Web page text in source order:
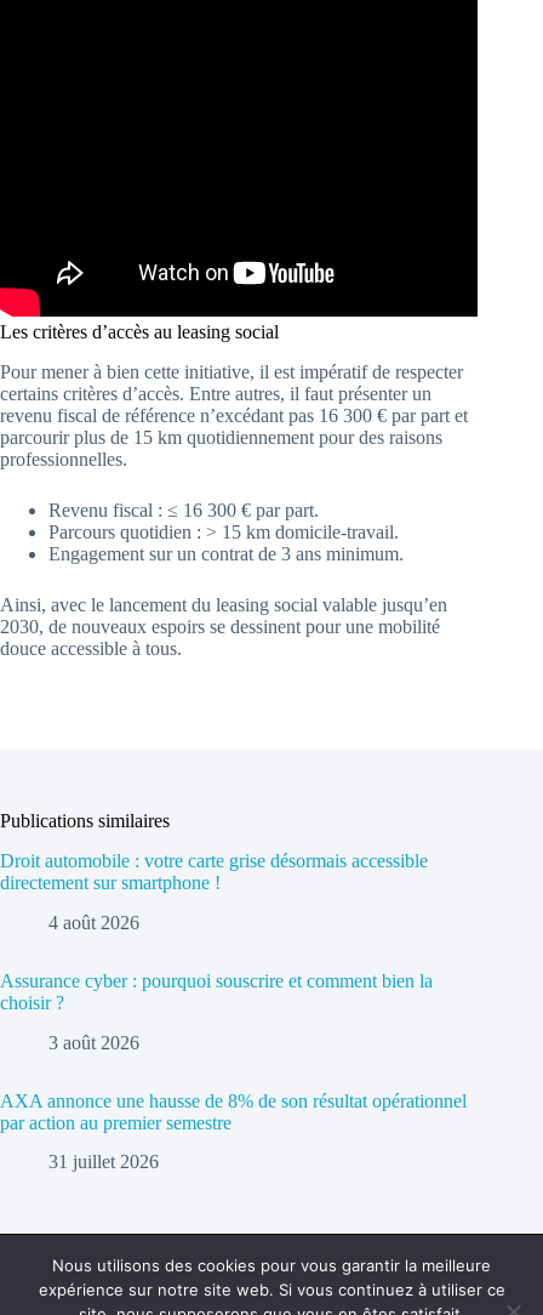
Les critères d’accès au leasing social
Pour mener à bien cette initiative, il est impératif de respecter
certains critères d’accès. Entre autres, il faut présenter un
revenu fiscal de référence n’excédant pas 16 300 € par part et
parcourir plus de 15 km quotidiennement pour des raisons
professionnelles.
Revenu fiscal : ≤ 16 300 € par part.
Parcours quotidien : > 15 km domicile-travail.
Engagement sur un contrat de 3 ans minimum.
Ainsi, avec le lancement du leasing social valable jusqu’en
2030, de nouveaux espoirs se dessinent pour une mobilité
douce accessible à tous.
Publications similaires
Droit automobile : votre carte grise désormais accessible
directement sur smartphone !
4 août 2026
Assurance cyber : pourquoi souscrire et comment bien la
choisir ?
3 août 2026
AXA annonce une hausse de 8% de son résultat opérationnel
par action au premier semestre
31 juillet 2026
Politique de confidentialité Contact
Nous utilisons des cookies pour vous garantir la meilleure
expérience sur notre site web. Si vous continuez à utiliser ce